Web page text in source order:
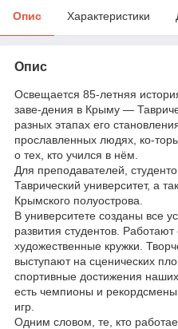
Опис Характеристики
Опис
Освещается 85-летняя
заве-дения в Крыму —
разных этапах его
прославленных людях, ко-
о тех, кто учился в нём.
Для преподавателей,
Таврический университет, а
Крымского полуострова.
В университете созданы все
развития студентов.
художественные кружки.
выступают на сценических
спортивные достижения
есть чемпионы и
игр.
Одним словом, те, кто